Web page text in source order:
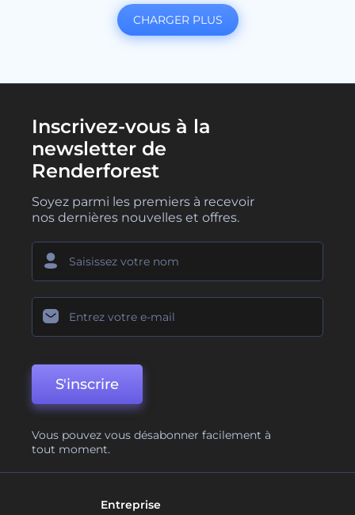
CHARGER PLUS
Inscrivez-vous à la
newsletter de
Renderforest
Soyez parmi les premiers à recevoir
nos dernières nouvelles et offres.
S'inscrire
Vous pouvez vous désabonner facilement à
tout moment.
Entreprise